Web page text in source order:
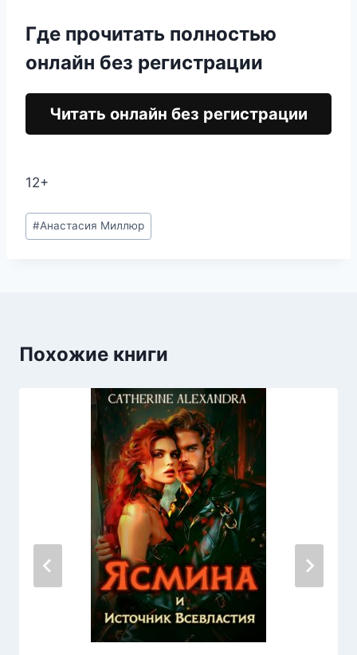
Где прочитать полностью
онлайн без регистрации
Читать онлайн без регистрации
12+
Метки
записи:
#Анастасия Миллюр
Похожие книги